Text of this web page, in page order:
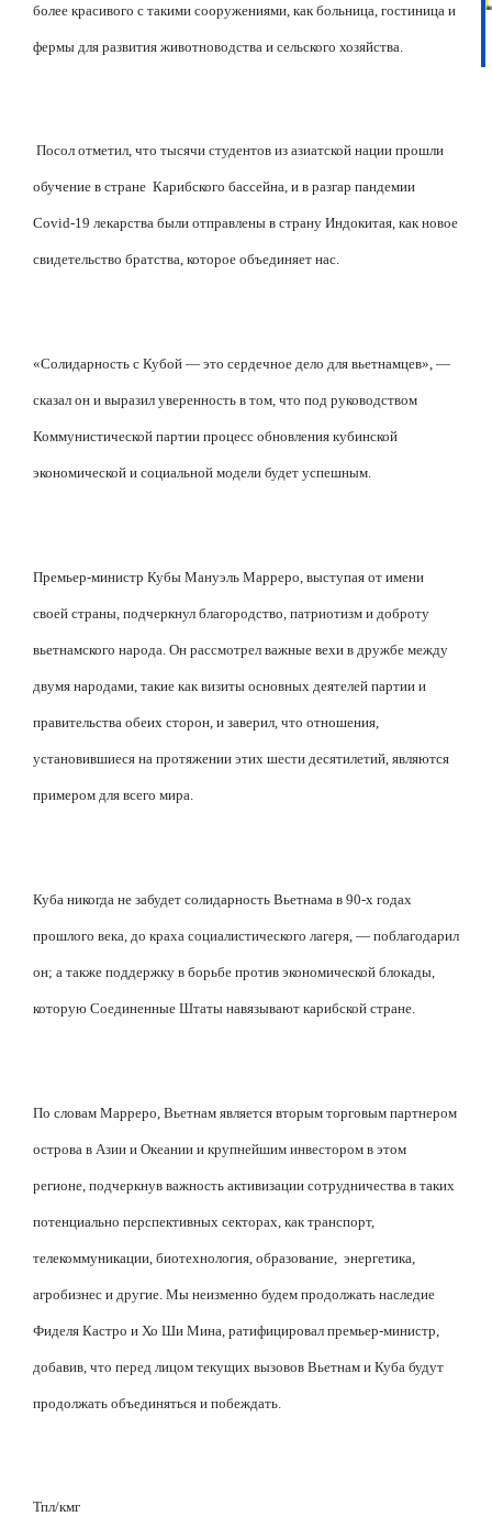
более красивого с такими сооружениями, как больница, гостиница и
фермы для развития животноводства и сельского хозяйства.
Посол отметил, что тысячи студентов из азиатской нации прошли
обучение в стране Карибского бассейна, и в разгар пандемии
Covid-19 лекарства были отправлены в страну Индокитая, как новое
свидетельство братства, которое объединяет нас.
«Солидарность с Кубой — это сердечное дело для вьетнамцев», —
сказал он и выразил уверенность в том, что под руководством
Коммунистической партии процесс обновления кубинской
экономической и социальной модели будет успешным.
Премьер-министр Кубы Мануэль Марреро, выступая от имени
своей страны, подчеркнул благородство, патриотизм и доброту
вьетнамского народа. Он рассмотрел важные вехи в дружбе между
двумя народами, такие как визиты основных деятелей партии и
правительства обеих сторон, и заверил, что отношения,
установившиеся на протяжении этих шести десятилетий, являются
примером для всего мира.
Куба никогда не забудет солидарность Вьетнама в 90-х годах
прошлого века, до краха социалистического лагеря, — поблагодарил
он; а также поддержку в борьбе против экономической блокады,
которую Соединенные Штаты навязывают карибской стране.
По словам Марреро, Вьетнам является вторым торговым партнером
острова в Азии и Океании и крупнейшим инвестором в этом
регионе, подчеркнув важность активизации сотрудничества в таких
потенциально перспективных секторах, как транспорт,
телекоммуникации, биотехнология, образование, энергетика,
агробизнес и другие. Мы неизменно будем продолжать наследие
Фиделя Кастро и Хо Ши Мина, ратифицировал премьер-министр,
добавив, что перед лицом текущих вызовов Вьетнам и Куба будут
продолжать объединяться и побеждать.
Тпл/кмг